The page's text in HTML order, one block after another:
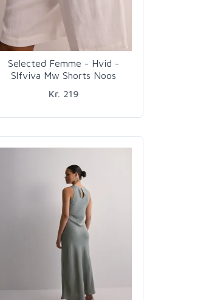
Selected Femme - Hvid -
Slfviva Mw Shorts Noos
Kr. 219